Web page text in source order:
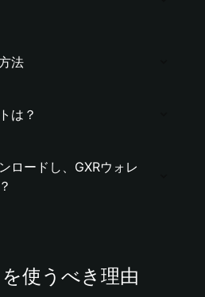
法
は？
ロードし、GXRウォレ
使うべき理由